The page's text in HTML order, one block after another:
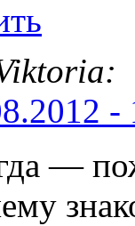
-
—